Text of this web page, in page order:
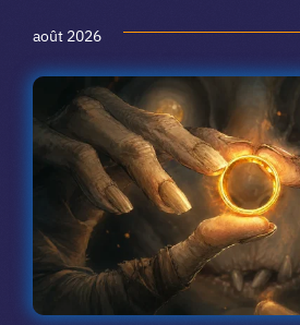
Contact
app.
Vibe Game
du
club
une
date.
août 2026